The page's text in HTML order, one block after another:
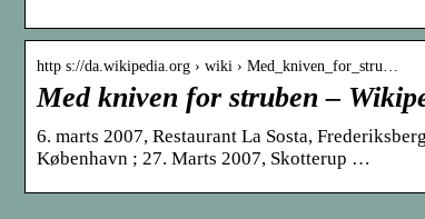
http s://da.wikipedia.org › wiki › Med_kniven_for_stru…
Med kniven for struben –
6. marts 2007, Restaurant La Sosta,
København ; 27. Marts 2007, Skotterup …